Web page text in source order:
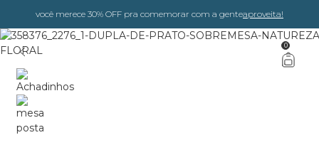
você merece 30% OFF pra comemorar com a genteaproveita!
0